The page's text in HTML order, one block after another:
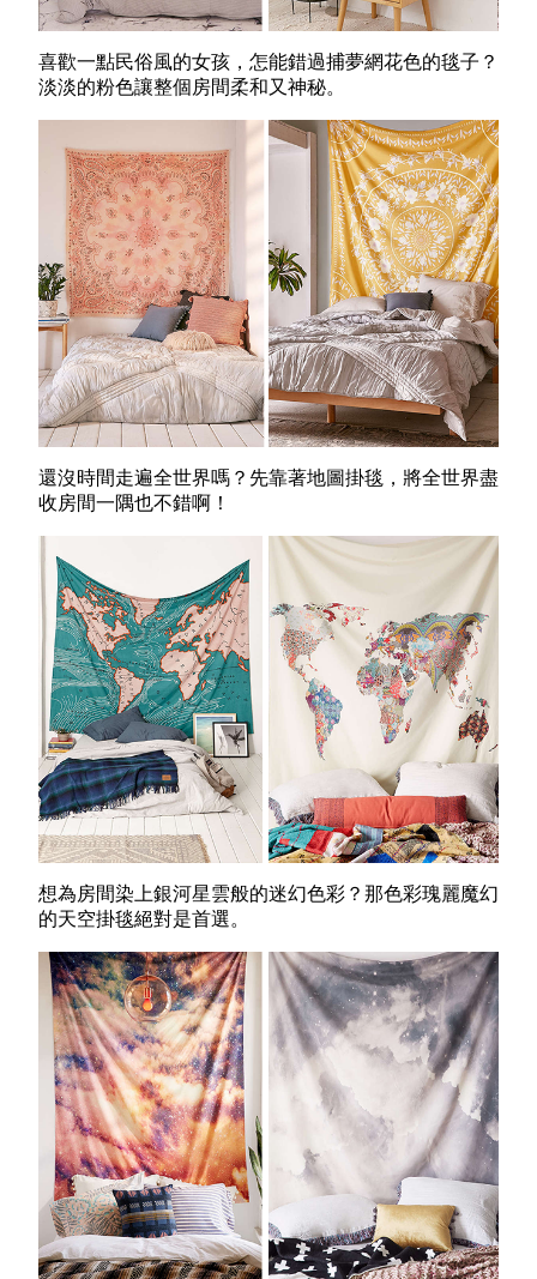
喜歡一點民俗風的女孩，怎能錯過捕夢網花色的毯子？
淡淡的粉色讓整個房間柔和又神秘。
還沒時間走遍全世界嗎？先靠著地圖掛毯，將全世界盡
收房間一隅也不錯啊！
想為房間染上銀河星雲般的迷幻色彩？那色彩瑰麗魔幻
的天空掛毯絕對是首選。